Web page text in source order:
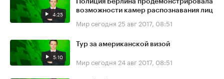
4:25
возможности камер распознавания лиц
Мир сегодня 25 авг 2017, 08:51
5:10
Тур за американской визой
Мир сегодня 24 авг 2017, 08:51